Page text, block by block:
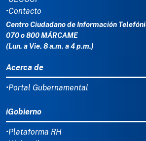
•Contacto
Centro Ciudadano de Información
070 o 800 MÁRCAME
(Lun. a Vie. 8 a.m. a 4 p.m.)
Acerca de
•Portal Gubernamental
iGobierno
•Plataforma RH